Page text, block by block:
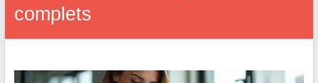
complets